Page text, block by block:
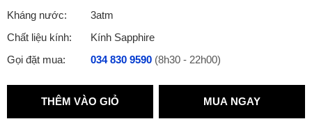
Kháng nước:
3atm
Chất liệu kính:
Kính Sapphire
Gọi đặt mua:
034 830 9590 (8h30 - 22h00)
THÊM VÀO GIỎ MUA NGAY